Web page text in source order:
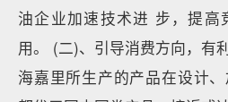
油企业加速技术进 步，提高
用。 (二)、引导消费方向，有
海嘉里所生产的产品在设计